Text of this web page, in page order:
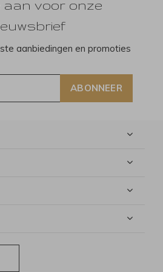
aan voor onze
aanbiedingen en promoties
ABONNEER